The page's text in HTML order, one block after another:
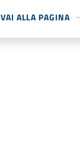
VAI ALLA PAGINA